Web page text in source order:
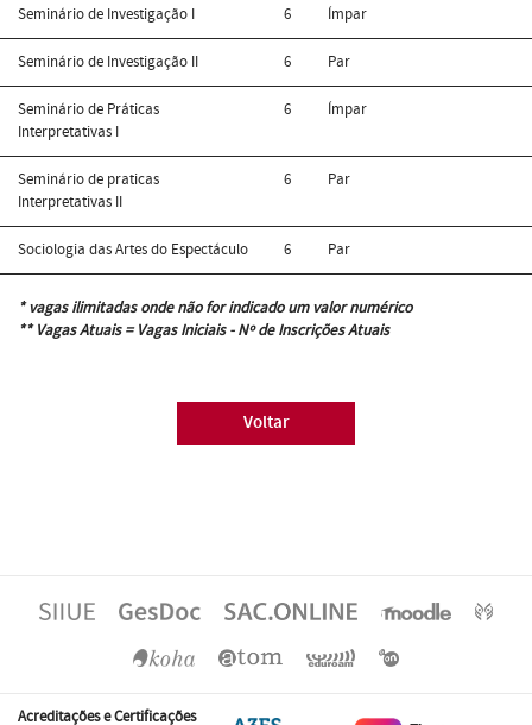
Seminário de Investigação I 6 Ímpar
Seminário de Investigação II 6 Par
Seminário de Práticas
Interpretativas I
6 Ímpar
Seminário de praticas
Interpretativas II
6 Par
Sociologia das Artes do Espectáculo 6 Par
* vagas ilimitadas onde não for indicado um valor numérico
** Vagas Atuais = Vagas Iniciais - Nº de Inscrições Atuais
Voltar
Acreditações e Certificações